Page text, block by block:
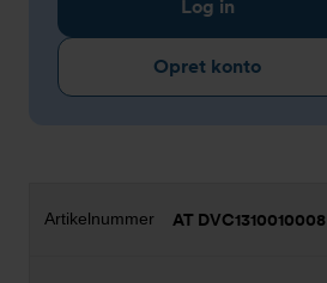
Log in
Opret konto
AT DVC1310010008